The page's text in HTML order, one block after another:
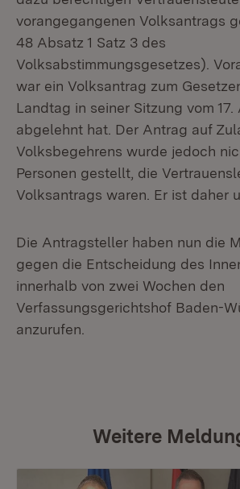
vorangegangenen Volksantrags
48 Absatz 1 Satz 3 des
Volksabstimmungsgesetzes).
war ein Volksantrag zum
Landtag in seiner Sitzung vom
abgelehnt hat. Der Antrag auf
Volksbegehrens wurde jedoch
Personen gestellt, die
Volksantrags waren. Er ist daher
Die Antragsteller haben nun die
gegen die Entscheidung des
innerhalb von zwei Wochen den
Verfassungsgerichtshof Baden-
anzurufen.
Weitere